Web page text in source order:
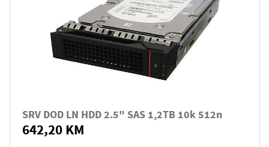
SRV DOD LN HDD 2.5" SAS 1,2TB 10k 512n
642,20 KM